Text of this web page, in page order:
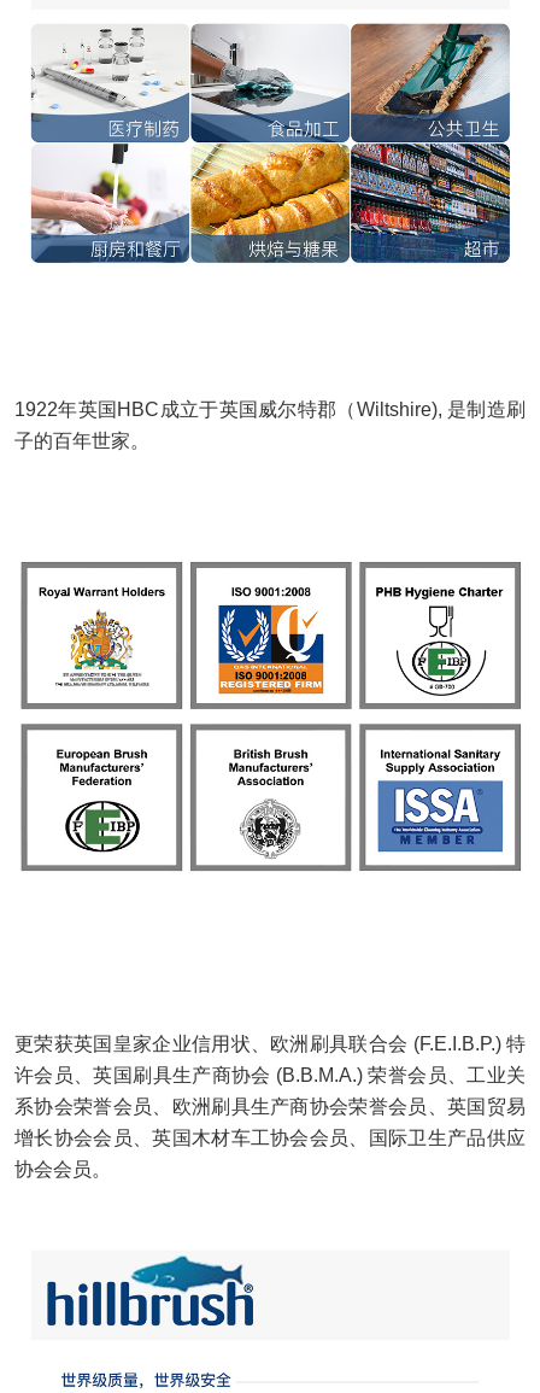
1922年英国 HBC 成立于英国威尔特郡（Wiltshire), 是制造刷
子的百年世家。
更荣获英国皇家企业信用状、欧洲刷具联合会 (F.E.I.B.P.)特
许会员、英国刷具生产商协会 (B.B.M.A.)荣誉会员、工业关
系协会荣誉会员、欧洲刷具生产商协会荣誉会员、英国贸易
增长协会会员、英国木材车工协会会员、国际卫生产品供应
协会会员。